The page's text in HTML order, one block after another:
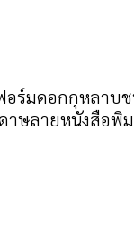
ร์มดอกกุหลาบ
ษลายหนังสือพิ